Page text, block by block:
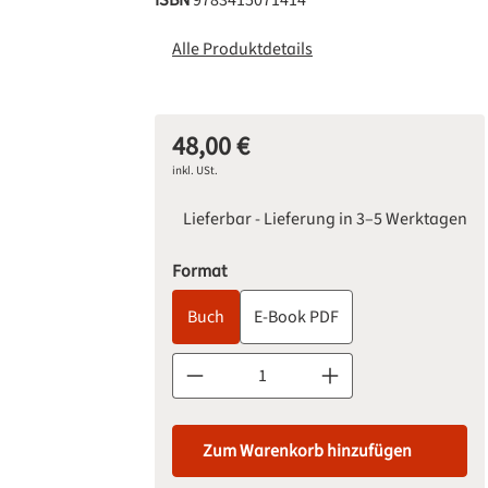
Alle Produktdetails
Regulärer Preis:
48,00 €
inkl. USt.
Lieferbar - Lieferung in 3–5 Werktagen
Formatauswählen
Buch
E-Book PDF
Produkt Anzahl: Gib den gewünschten
Zum Warenkorb hinzufügen